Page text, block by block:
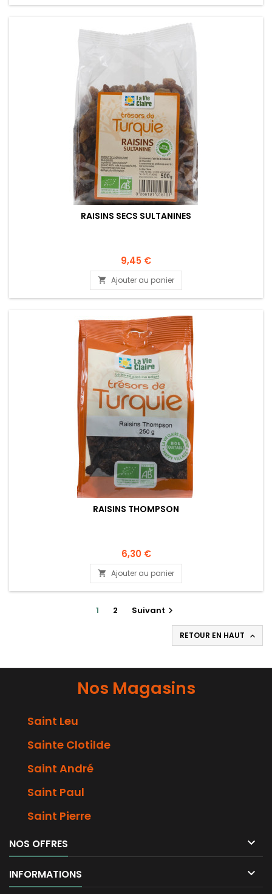
RAISINS SECS SULTANINES
9,45 €
 Ajouter au panier
RAISINS THOMPSON
6,30 €
 Ajouter au panier
1 2 Suivant 
RETOUR EN HAUT 
Nos Magasins
Saint Leu
Sainte Clotilde
Saint André
Saint Paul
Saint Pierre
NOS OFFRES 
INFORMATIONS 